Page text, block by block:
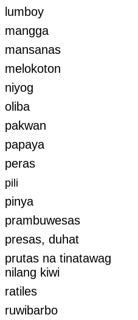
lumboy
mangga
mansanas
melokoton
niyog
oliba
pakwan
papaya
peras
pili
pinya
prambuwesas
presas, duhat
prutas na tinatawag
nilang kiwi
ratiles
ruwibarbo